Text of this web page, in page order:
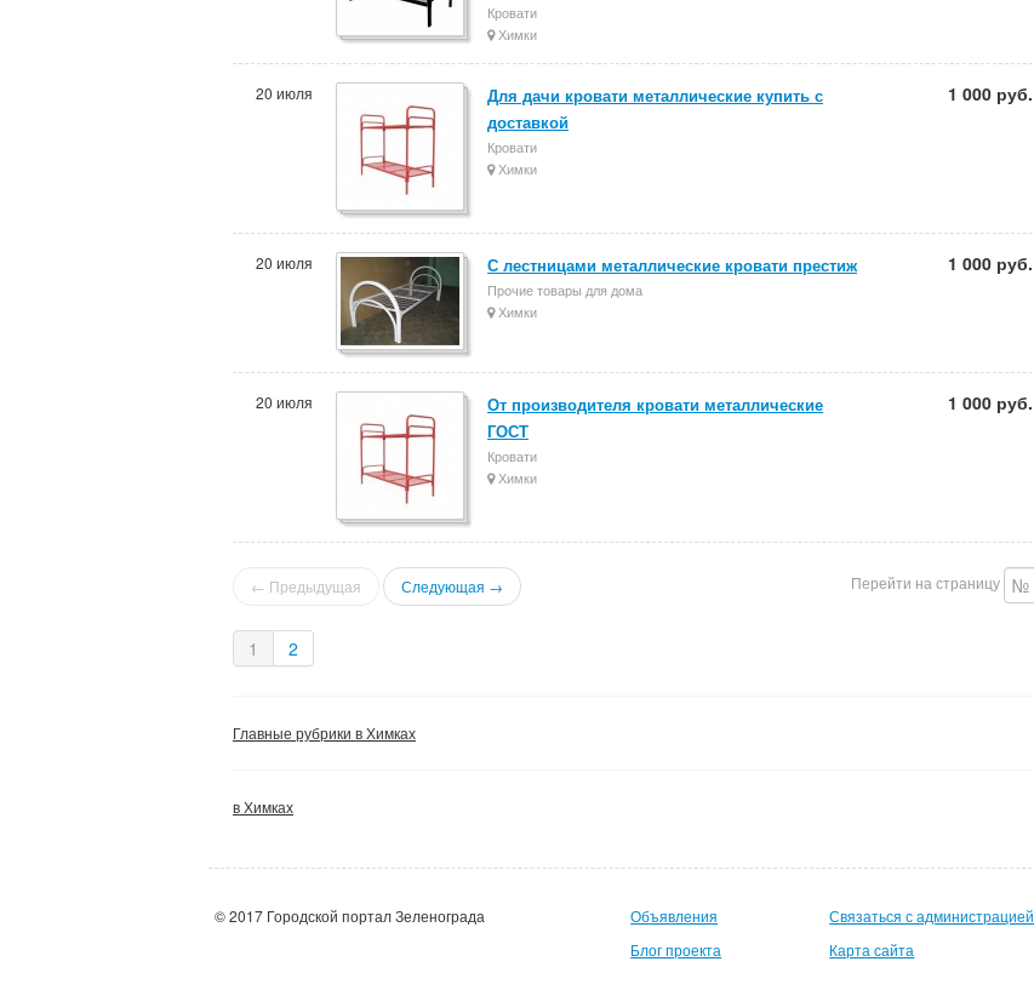
Кровати
Химки
20 июля
Для дачи кровати металлические купить с
доставкой
Кровати
Химки
1 000 руб.
20 июля С лестницами металлические кровати престиж
Прочие товары для дома
Химки
1 000 руб.
20 июля
От производителя кровати металлические
ГОСТ
Кровати
Химки
1 000 руб.
← Предыдущая Следующая → Перейти на страницу
1 2
Главные рубрики в Химках
в Химках
© 2017 Городской портал Зеленограда
Объявления
Блог проекта
Связаться с администрацией
Карта сайта